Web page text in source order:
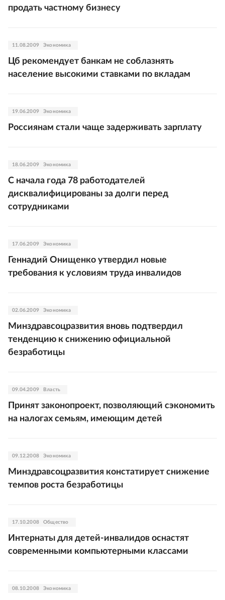
продать частному бизнесу
11.08.2009 Экономика
Цб рекомендует банкам не соблазнять
население высокими ставками по вкладам
19.06.2009 Экономика
Россиянам стали чаще задерживать зарплату
18.06.2009 Экономика
С начала года 78 работодателей
дисквалифицированы за долги перед
сотрудниками
17.06.2009 Экономика
Геннадий Онищенко утвердил новые
требования к условиям труда инвалидов
02.06.2009 Экономика
Минздравсоцразвития вновь подтвердил
тенденцию к снижению официальной
безработицы
09.04.2009 Власть
Принят законопроект, позволяющий сэкономить
на налогах семьям, имеющим детей
09.12.2008 Экономика
Минздравсоцразвития констатирует снижение
темпов роста безработицы
17.10.2008 Общество
Интернаты для детей-инвалидов оснастят
современными компьютерными классами
08.10.2008 Экономика